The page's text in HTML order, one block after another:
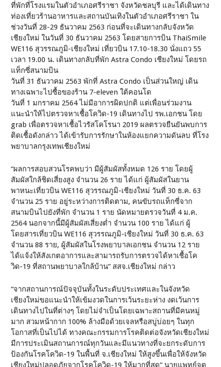
ที่พักที่โรงแรมในตัวอำเภอศรีราชา จังหวัดชลบุรี และได้เดินทาง
ท่องเที่ยวร้านอาหารและสถานบันเทิงในตัวอำเภอศรีราชา ใน
ช่วงวันที่ 28-29 ธันวาคม 2563 ก่อนที่จะเดินทางกลับจังหวัด
เชียงใหม่ ในวันที่ 30 ธันวาคม 2563 โดยสายการบิน ThaiSmile
WE116 สุวรรณภูมิ-เชียงใหม่ เที่ยวบิน 17.10-18.30 นั่งแถว 55
เวลา 19.00 น. เดินทางกลับที่พัก Astra Condo เชียงใหม่ โดยรถ
แท็กซี่สนามบิน
วันที่ 31 ธันวาคม 2563 พักที่ Astra Condo เป็นส่วนใหญ่ เดิน
ทางเฉพาะไปซื้อของร้าน 7-eleven ใต้คอนโด
วันที่ 1 มกราคม 2564 ไม่มีอาการผิดปกติ แต่เพื่อนร่วมงาน
แนะนำให้ไปตรวจหาเชื้อโควิด-19 เดินทางไป รพ.เอกชน โดย
grab เพื่อตรวจหาเชื้อไวรัสโคโรนา 2019 ผลตรวจยืนยันพบการ
ติดเชื้อดังกล่าว ได้เข้ารับการรักษาในห้องแยกความดันลบ ที่โรง
พยาบาลกรุงเทพเชียงใหม่
“ผลการสอบสวนโรคพบว่า มีผู้สัมผัสทั้งหมด 126 ราย โดยผู้
สัมผัสใกล้ชิดเสี่ยงสูง จำนวน 26 ราย ได้แก่ ผู้สัมผัสในยาน
พาหนะเที่ยวบิน WE116 สุวรรณภูมิ-เชียงใหม่ วันที่ 30 ธ.ค. 63
จำนวน 25 ราย อยู่ระหว่างการติดตาม, คนขับรถแท็กซี่จาก
สนามบินไปยังที่พัก จำนวน 1 ราย นัดหมายตรวจวันที่ 4 ม.ค.
2564 นอกจากนี้มีผู้สัมผัสเสี่ยงต่ำ จำนวน 100 ราย ได้แก่ ผู้
โดยสารเที่ยวบิน WE116 สุวรรณภูมิ-เชียงใหม่ วันที่ 30 ธ.ค. 63
จำนวน 88 ราย, ผู้สัมผัสในโรงพยาบาลเอกชน จำนวน 12 ราย
ได้แจ้งให้สังเกตอาการและสามารถรับการตรวจได้หาเชื้อโค
วิด-19 ที่สถานพยาบาลใกล้บ้าน” สสจ.เชียงใหม่ กล่าว
“จากสถานการณ์ปัจจุบันทั้งในระดับประเทศและในจังหวัด
เชียงใหม่ขอแนะนำให้เข้มงวดในการเว้นระยะห่าง งดเว้นการ
เดินทางไปในที่ต่างๆ โดยไม่จำเป็นโดยเฉพาะสถานที่มีคนหมู่
มาก สวมหน้ากาก 100% ล้างมือด้วยเจลหรือสบู่บ่อยๆ ในทุก
โอกาสที่เป็นไปได้ ทางคณะกรรมการโรคติดต่อจังหวัดเชียงใหม่
มีการประเมินสถานการณ์ทุกวันและมีแนวทางที่จะยกระดับการ
ป้องกันโรคโควิด-19 ในพื้นที่ จ.เชียงใหม่ ให้สูงขึ้นเพื่อให้จังหวัด
เชียงใหม่ปลอดภัยจากโรคโควิด-19 ให้มากที่สุด” นายแพทย์จตุ